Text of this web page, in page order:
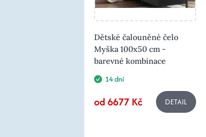
Dětské čalouněné čelo
Myška 100x50 cm -
barevné kombinace
14 dní
od 6677 Kč DETAIL